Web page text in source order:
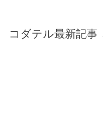
コダテル最新記事